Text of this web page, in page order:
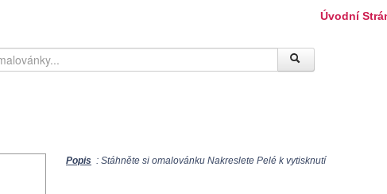
Úvodní
Popis : Stáhněte si omalovánku Nakreslete Pelé k vytisknutí